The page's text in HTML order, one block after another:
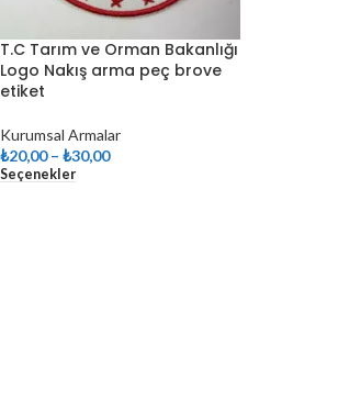
T.C Tarım ve Orman Bakanlığı
Logo Nakış arma peç brove
etiket
Kurumsal Armalar
₺20,00 – ₺30,00
Seçenekler